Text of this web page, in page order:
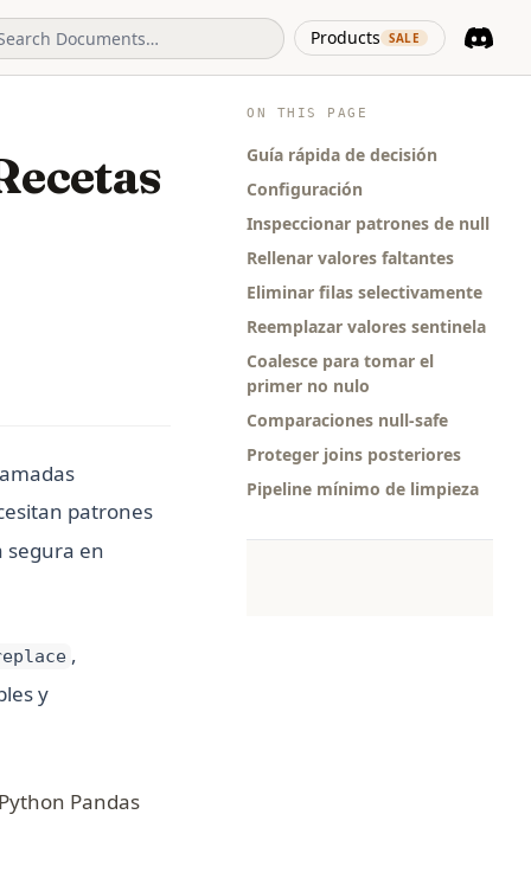
Products SALE
(opens in
ON THIS PAGE
Guía rápida de decisión
Configuración
Inspeccionar patrones de null
Rellenar valores faltantes
Eliminar filas selectivamente
Reemplazar valores sentinela
Coalesce para tomar el
primer no nulo
Comparaciones null-safe
Proteger joins posteriores
Pipeline mínimo de limpieza
patrones
segura en
,
y
Pandas